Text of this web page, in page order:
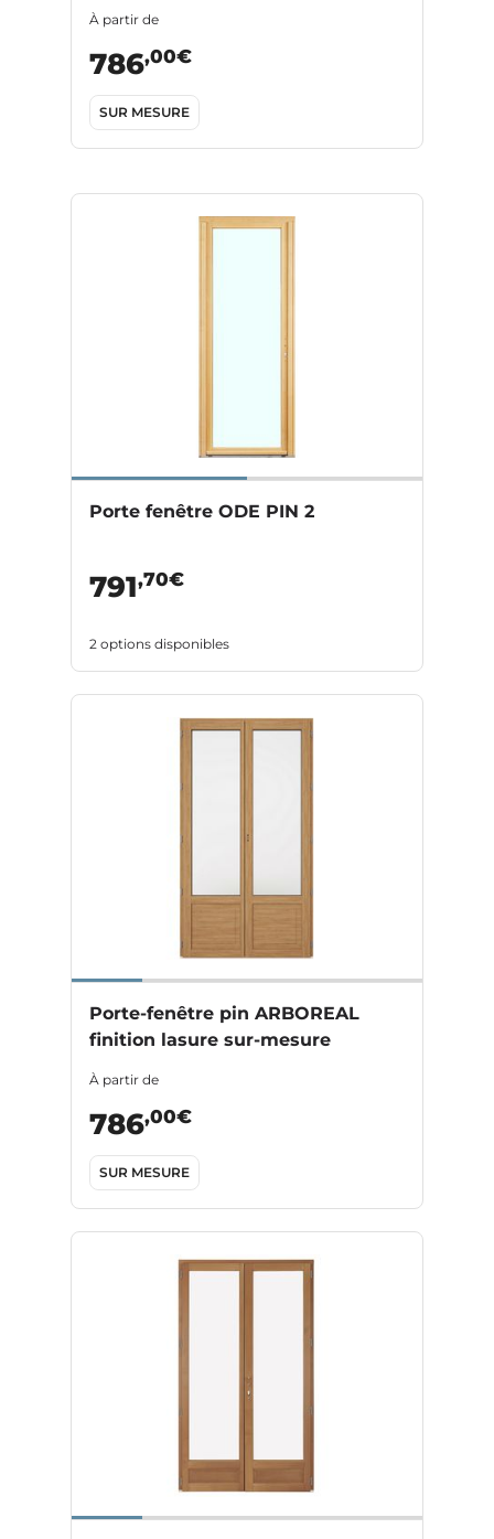
À partir de
786,00€
SUR MESURE
Porte fenêtre ODE PIN 2
791,70€
2 options disponibles
Porte-fenêtre pin ARBOREAL
finition lasure sur-mesure
À partir de
786,00€
SUR MESURE